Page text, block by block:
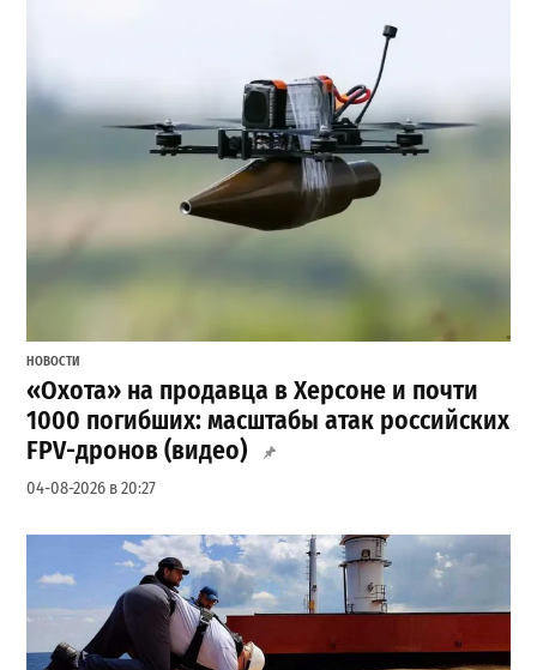
НОВОСТИ
«Охота» на продавца в Херсоне и почти
1000 погибших: масштабы атак российских
FPV-дронов (видео)
04-08-2026 в 20:27